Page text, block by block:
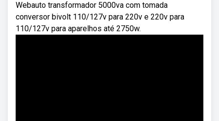
Webauto transformador 5000va com tomada
conversor bivolt 110/127v para 220v e 220v para
110/127v para aparelhos até 2750w.